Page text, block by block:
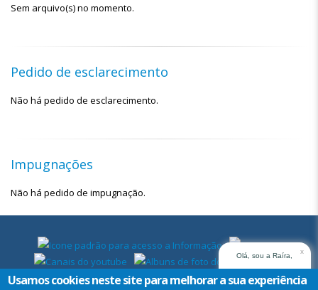
Sem arquivo(s) no momento.
Pedido de esclarecimento
Não há pedido de esclarecimento.
Impugnações
Não há pedido de impugnação.
Olá, sou a Raíra,
assistente virtual do
TRT14. Em que posso
x
Usamos cookies neste site para melhorar a sua experiência